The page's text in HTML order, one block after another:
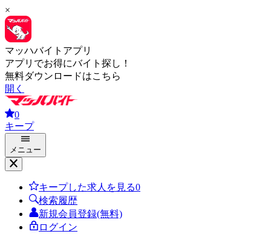
×
マッハバイトアプリ
アプリでお得にバイト探し！
無料ダウンロードはこちら
開く
0
キープ
メニュー
キープした求人を見る0
検索履歴
新規会員登録(無料)
ログイン